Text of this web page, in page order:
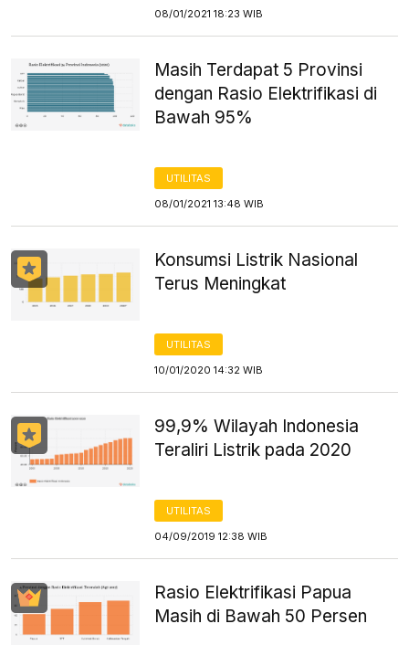
08/01/2021 18:23 WIB
Masih Terdapat 5 Provinsi
dengan Rasio Elektrifikasi di
Bawah 95%
UTILITAS
08/01/2021 13:48 WIB
Konsumsi Listrik Nasional
Terus Meningkat
UTILITAS
10/01/2020 14:32 WIB
99,9% Wilayah Indonesia
Teraliri Listrik pada 2020
UTILITAS
04/09/2019 12:38 WIB
Rasio Elektrifikasi Papua
Masih di Bawah 50 Persen